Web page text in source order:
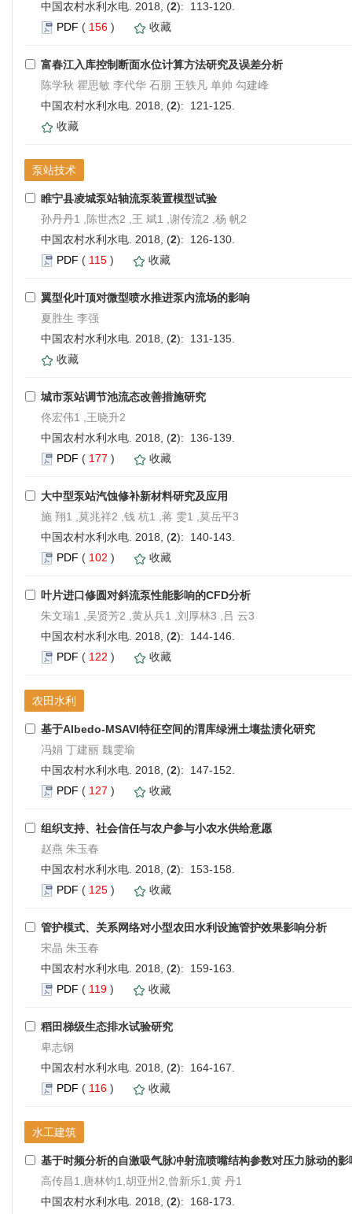
中国农村水利水电. 2018, (2): 113-120.
PDF ( 156 ) 收藏
富春江入库控制断面水位计算方法研究及误差分析
陈学秋 瞿思敏 李代华 石朋 王轶凡 单帅 勾建峰
中国农村水利水电. 2018, (2): 121-125.
收藏
泵站技术
睢宁县凌城泵站轴流泵装置模型试验
孙丹丹1 ,陈世杰2 ,王 斌1 ,谢传流2 ,杨 帆2
中国农村水利水电. 2018, (2): 126-130.
PDF ( 115 ) 收藏
翼型化叶顶对微型喷水推进泵内流场的影响
夏胜生 李强
中国农村水利水电. 2018, (2): 131-135.
收藏
城市泵站调节池流态改善措施研究
佟宏伟1 ,王晓升2
中国农村水利水电. 2018, (2): 136-139.
PDF ( 177 ) 收藏
大中型泵站汽蚀修补新材料研究及应用
施 翔1 ,莫兆祥2 ,钱 杭1 ,蒋 雯1 ,莫岳平3
中国农村水利水电. 2018, (2): 140-143.
PDF ( 102 ) 收藏
叶片进口修圆对斜流泵性能影响的CFD分析
朱文瑞1 ,吴贤芳2 ,黄从兵1 ,刘厚林3 ,吕 云3
中国农村水利水电. 2018, (2): 144-146.
PDF ( 122 ) 收藏
农田水利
基于Albedo-MSAVI特征空间的渭库绿洲土壤盐渍化研究
冯娟 丁建丽 魏雯瑜
中国农村水利水电. 2018, (2): 147-152.
PDF ( 127 ) 收藏
组织支持、社会信任与农户参与小农水供给意愿
赵燕 朱玉春
中国农村水利水电. 2018, (2): 153-158.
PDF ( 125 ) 收藏
管护模式、关系网络对小型农田水利设施管护效果影响分析
宋晶 朱玉春
中国农村水利水电. 2018, (2): 159-163.
PDF ( 119 ) 收藏
稻田梯级生态排水试验研究
卑志钢
中国农村水利水电. 2018, (2): 164-167.
PDF ( 116 ) 收藏
水工建筑
基于时频分析的自激吸气脉冲射流喷嘴结构参数对压力脉动的影
高传昌1,唐林钧1,胡亚州2,曾新乐1,黄 丹1
中国农村水利水电. 2018, (2): 168-173.